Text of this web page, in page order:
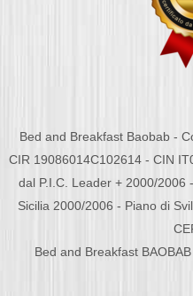
Bed and Breakfast Baobab -
CIR 19086014C102614 - CIN
dal P.I.C. Leader + 2000/
Sicilia 2000/2006 - Piano di
Bed and Breakfast